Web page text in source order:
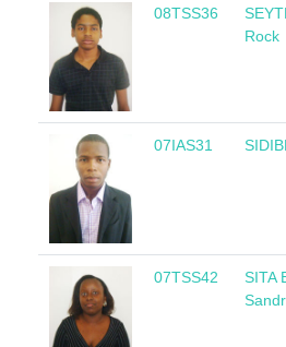
08TSS36
Rock
07IAS31
07TSS42
SITA